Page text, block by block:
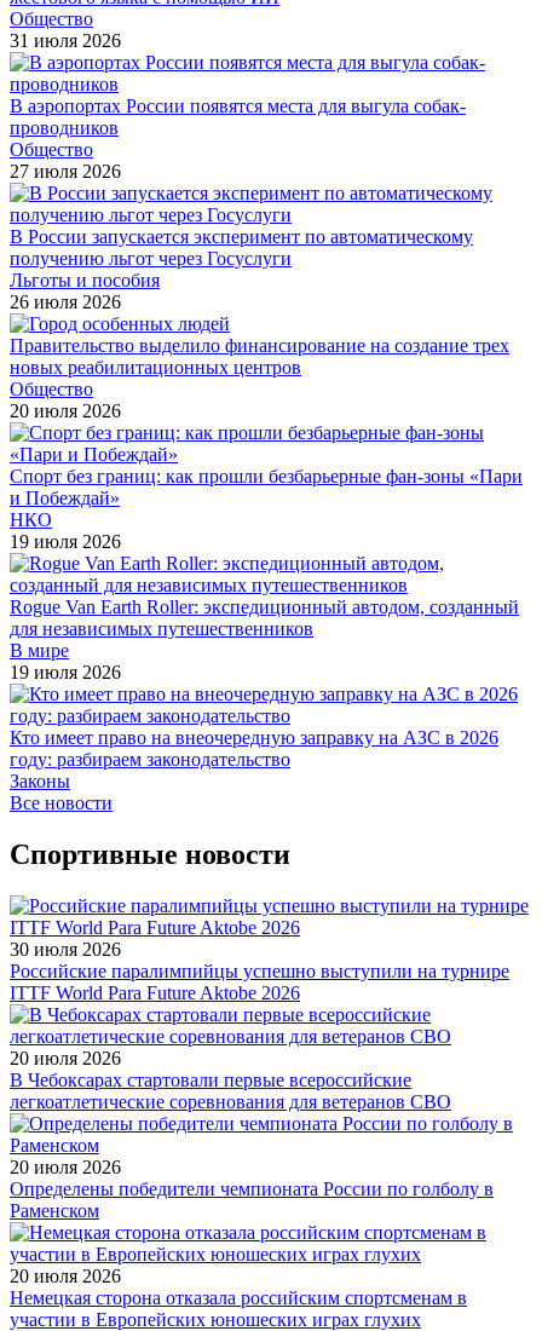
Общество
31 июля 2026
В аэропортах России появятся места для выгула собак-
проводников
Общество
27 июля 2026
В России запускается эксперимент по автоматическому
получению льгот через Госуслуги
Льготы и пособия
26 июля 2026
Правительство выделило финансирование на создание трех
новых реабилитационных центров
Общество
20 июля 2026
Спорт без границ: как прошли безбарьерные фан-зоны «Пари
и Побеждай»
НКО
19 июля 2026
Rogue Van Earth Roller: экспедиционный автодом, созданный
для независимых путешественников
В мире
19 июля 2026
Кто имеет право на внеочередную заправку на АЗС в 2026
году: разбираем законодательство
Законы
Все новости
Спортивные новости
30 июля 2026
Российские паралимпийцы успешно выступили на турнире
ITTF World Para Future Aktobe 2026
20 июля 2026
В Чебоксарах стартовали первые всероссийские
легкоатлетические соревнования для ветеранов СВО
20 июля 2026
Определены победители чемпионата России по голболу в
Раменском
20 июля 2026
Немецкая сторона отказала российским спортсменам в
участии в Европейских юношеских играх глухих